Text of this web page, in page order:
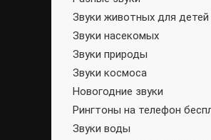
Звуки животных для детей
Звуки насекомых
Звуки природы
Звуки космоса
Новогодние звуки
Рингтоны на телефон
Звуки воды